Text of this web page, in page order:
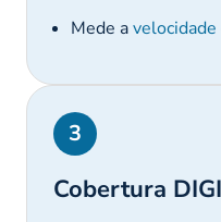
Mede a
3
Cobertura DIGI